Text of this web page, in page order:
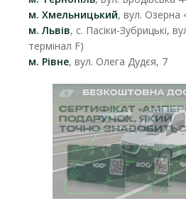
м. Хмельницький, вул. Озерна
м. Львів, с. Пасіки-Зубрицькі,
термінал F)
м. Рівне, вул. Олега Дудєя, 7